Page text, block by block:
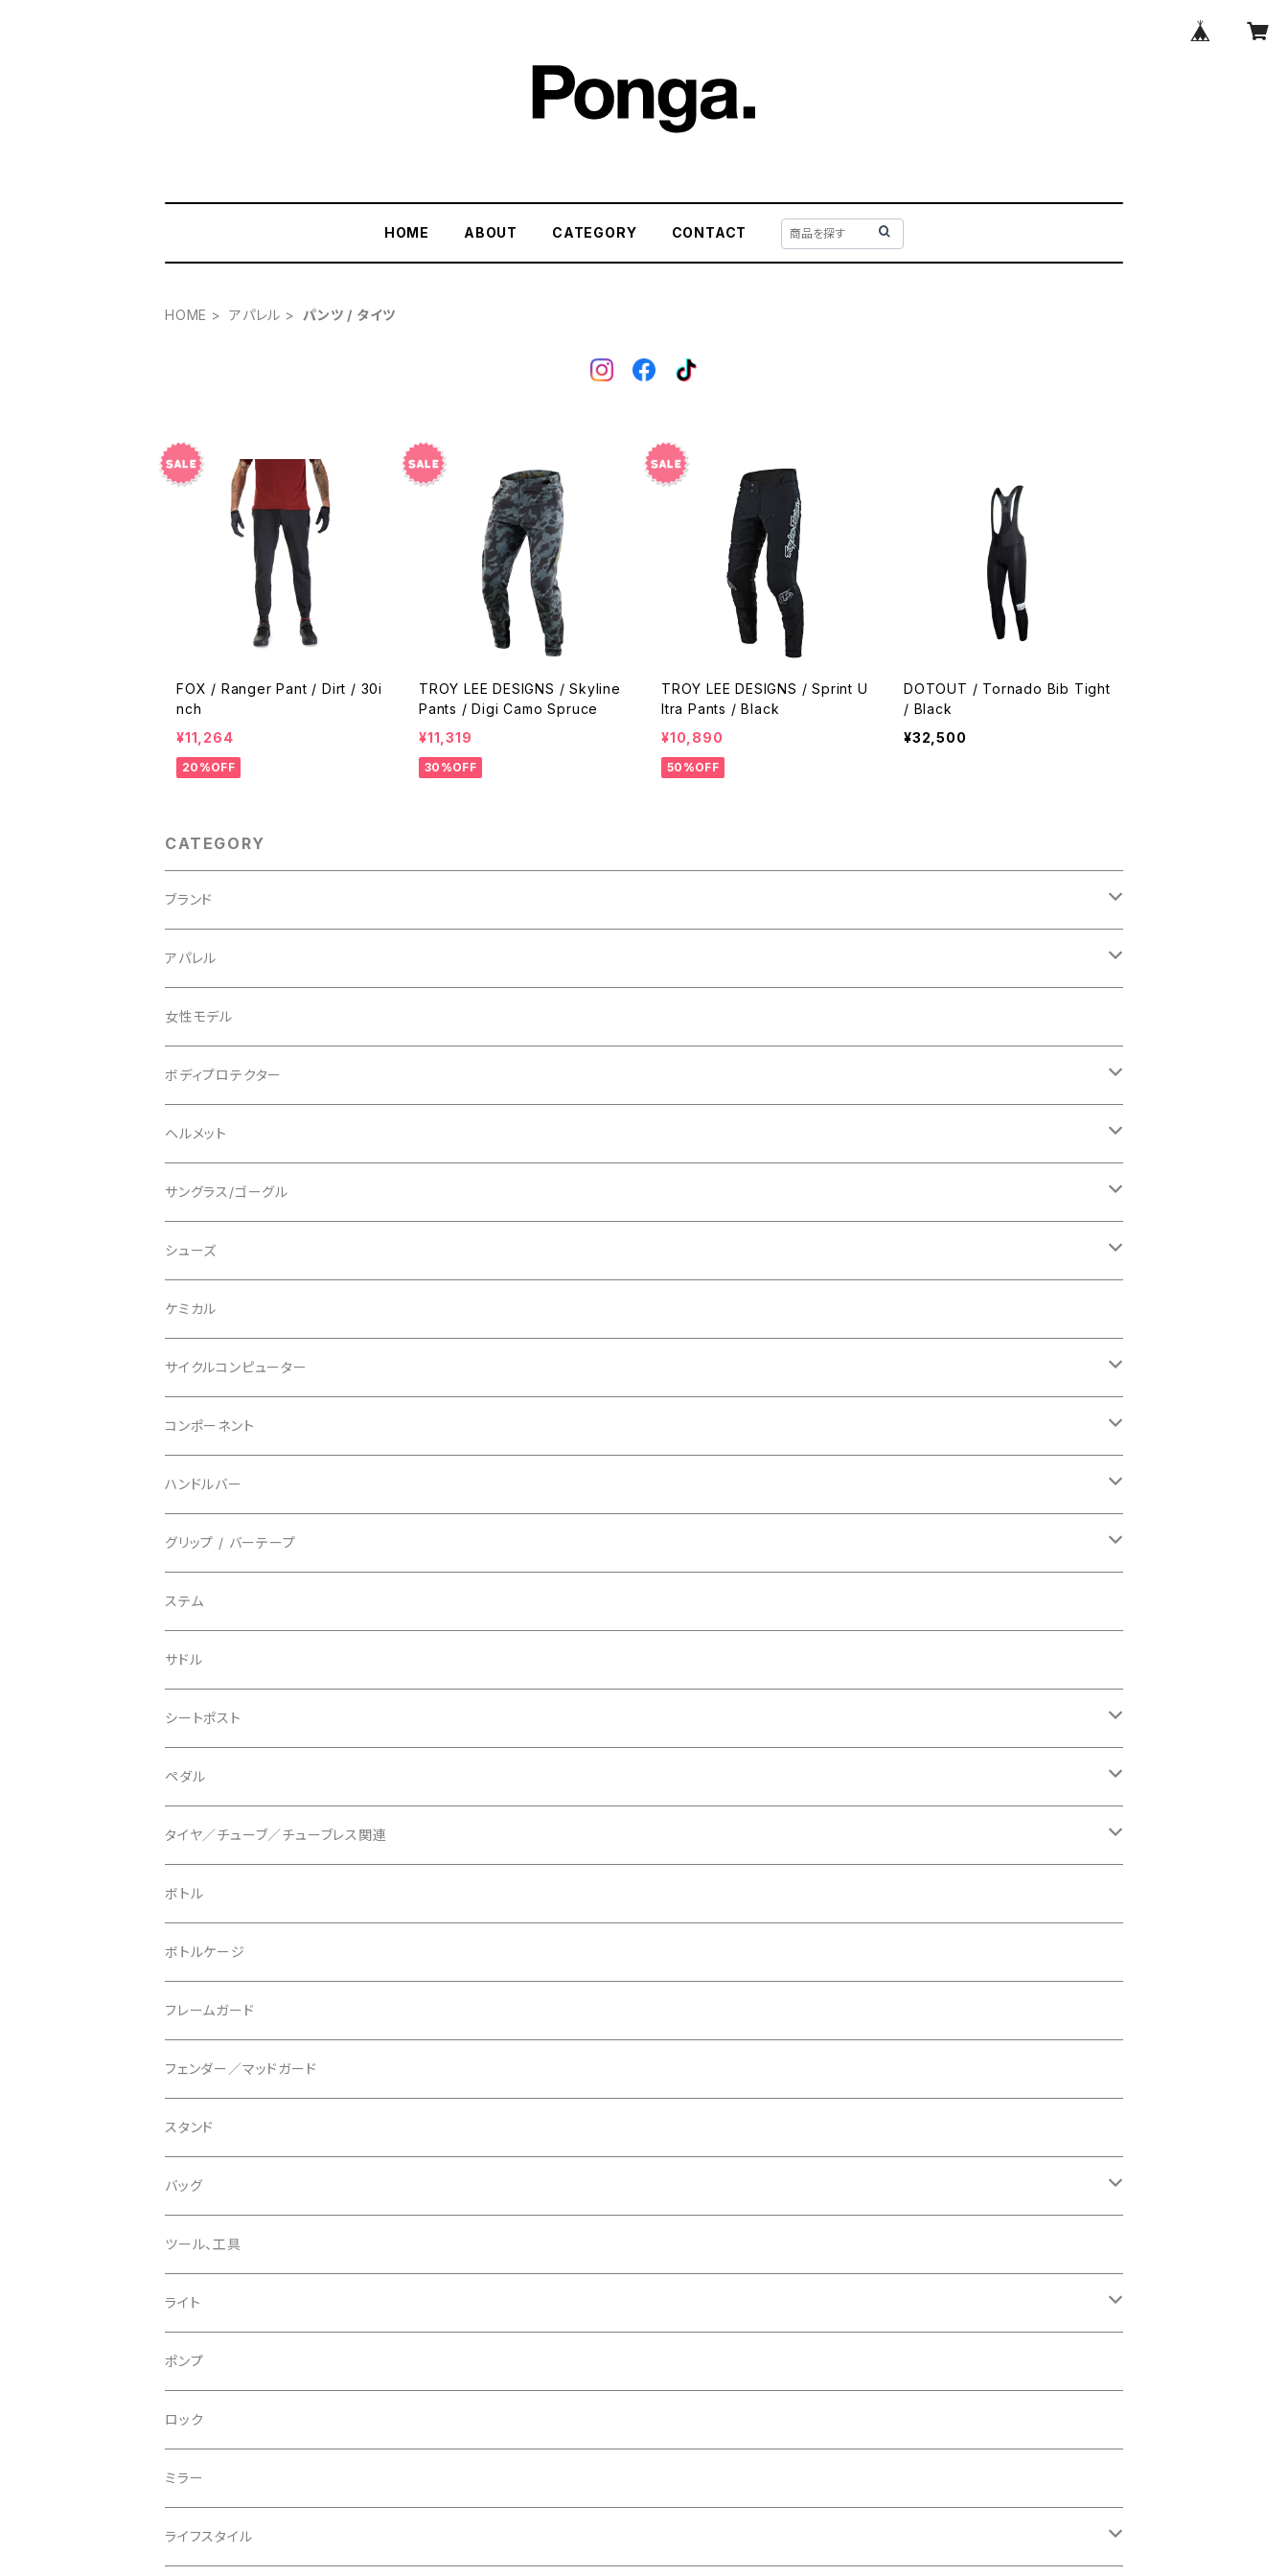
HOME ABOUT CATEGORY CONTACT
HOME アパレル パンツ / タイツ
FOX / Ranger Pant / Dirt / 30i
nch
¥11,264
20%OFF
TROY LEE DESIGNS / Skyline
Pants / Digi Camo Spruce
¥11,319
30%OFF
TROY LEE DESIGNS / Sprint U
ltra Pants / Black
¥10,890
50%OFF
DOTOUT / Tornado Bib Tight
/ Black
¥32,500
CATEGORY
ブランド
ABUS/アブス
ADEPT/アデプト
AENOMALY/アエノマリー
ALL MOUNTAIN STYLE
AVID/アヴィド
BAR MITTS/バーミッツ
BAZOOKA/バズーカ
BBB/ビービービー
BELL/ベル
BIKEHAND/バイクハンド
BIO RACER/ビオレーサー
BIKEYOKE/バイクヨーク
BLACKBURN/ブラックバーン
BLB/ビーエルビー
BLUEGRASS/ブルーグラス
BONTRAGER/ボントレガー
BURGTEC/バーグテック
BUSCH＋MULLER/ブッシュ＆ミュラー
CAMELBAK/キャメルバッグ
CERAMIC SPEED/セラミックスピード
CHRIS KING/クリスキング
CHROMAG/クロマグ
CHROME/クローム
CONTINENTAL/コンチネンタル
CRANE/クレーン
CRANKBROTHERS/クランクブラザーズ
CROSS SECTION/クロスセクション
CLIK/クリック
アパレル
Tシャツ
ジャージ
ロングスリーブ
ショートスリーブ
ジャケット
ショーツ
ビブタイプ
パンツ / タイツ
上下セット
グローブ
指切り
フルフィンガー
ソックス
シューズカバー
キャップ
その他
女性モデル
ボディプロテクター
エルボー/肘
ニー/膝
その他
ヘルメット
ロード
マウンテンバイク
フルフェイス
キッズ
サングラス/ゴーグル
アクセサリー
シューズ
ロード
グラベル
マウンテンバイク
フラットペダル用
ビンディングペダル用
インソール
ケミカル
サイクルコンピューター
ヘッドユニット
センサー
アクセサリー
コンポーネント
カセットスプロケット
シフターマウント
ステムスペーサー
ケーブル類
チェーンガイド／キャッチャー
チェーンリング
ディスクブレーキ
ブレーキローター
ブレーキパッド
ディレーラーハンガー
トップキャップ
ベル
ボトムブラケット
リアディレーラー
チェーン
ハンドルバー
ドロップハンドル
フラット/ライザーバー
グリップ / バーテープ
グリップ
バーテープ
グリップカラー / バーエンドキャップ
ステム
サドル
シートポスト
ドロッパーポスト
シートクランプ
ペダル
ビンディングペダル
フラットペダル
クリート
タイヤ／チューブ／チューブレス関連
700c
29" / 27.5"
〜26"
タイヤインサート
リムテープ
チューブレスバルブ/ バルブキャップ
シーラント
ボトル
ボトルケージ
フレームガード
フェンダー／マッドガード
スタンド
バッグ
サドルバッグ
サコッシュ
バックパック
フレームバッグ
輪行袋
輪行小物
バイクカバー
ツール、工具
ライト
フロントライト
テールライト
ポンプ
ロック
ミラー
ライフスタイル